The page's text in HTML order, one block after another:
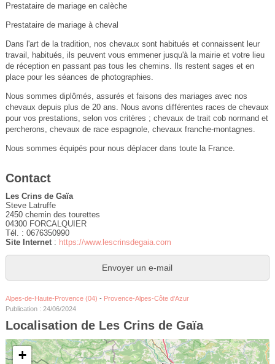
Prestataire de mariage en calèche
Prestataire de mariage à cheval
Dans l'art de la tradition, nos chevaux sont habitués et connaissent leur
travail, habitués, ils peuvent vous emmener jusqu'à la mairie et votre lieu
de réception en passant pas tous les chemins. Ils restent sages et en
place pour les séances de photographies.
Nous sommes diplômés, assurés et faisons des mariages avec nos
chevaux depuis plus de 20 ans. Nous avons différentes races de chevaux
pour vos prestations, selon vos critères ; chevaux de trait cob normand et
percherons, chevaux de race espagnole, chevaux franche-montagnes.
Nous sommes équipés pour nous déplacer dans toute la France.
Contact
Les Crins de Gaïa
Steve Latruffe
2450 chemin des tourettes
04300 FORCALQUIER
Tél. : 0676350990
Site Internet: https://www.lescrinsdegaia.com
Envoyer un e-mail
Alpes-de-Haute-Provence (04) - Provence-Alpes-Côte d'Azur
Publication : 24/06/2024
Localisation de Les Crins de Gaïa
+